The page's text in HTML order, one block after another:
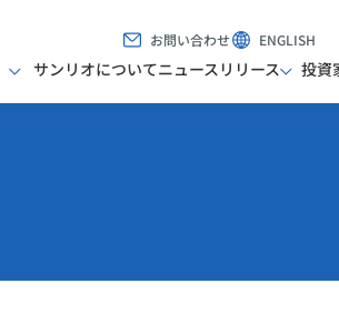
お問い合わせ ENGLISH
サンリオについてニュースリリース 投資